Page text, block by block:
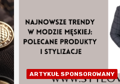
ARTYKUŁ SPONSOROWANY